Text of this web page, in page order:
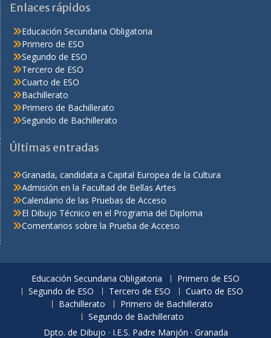
Enlaces rápidos
Educación Secundaria Obligatoria
Primero de ESO
Segundo de ESO
Tercero de ESO
Cuarto de ESO
Bachillerato
Primero de Bachillerato
Segundo de Bachillerato
Últimas entradas
Granada, candidata a Capital Europea de la Cultura
Admisión en la Facultad de Bellas Artes
Calendario de las Pruebas de Acceso
El Dibujo Técnico en el Programa del Diploma
Comentarios sobre la Prueba de Acceso
Educación Secundaria Obligatoria
Primero de ESO
Segundo de ESO
Tercero de ESO
Cuarto de ESO
Bachillerato
Primero de Bachillerato
Segundo de Bachillerato
Dpto. de Dibujo · I.E.S. Padre Manjón · Granada